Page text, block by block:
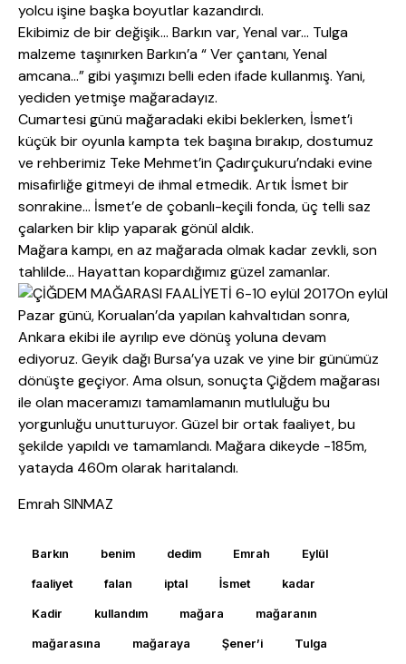
yolcu işine başka boyutlar kazandırdı.
Ekibimiz de bir değişik… Barkın var, Yenal var… Tulga
malzeme taşınırken Barkın’a “ Ver çantanı, Yenal
amcana…” gibi yaşımızı belli eden ifade kullanmış. Yani,
yediden yetmişe mağaradayız.
Cumartesi günü mağaradaki ekibi beklerken, İsmet’i
küçük bir oyunla kampta tek başına bırakıp, dostumuz
ve rehberimiz Teke Mehmet’in Çadırçukuru’ndaki evine
misafirliğe gitmeyi de ihmal etmedik. Artık İsmet bir
sonrakine… İsmet’e de çobanlı-keçili fonda, üç telli saz
çalarken bir klip yaparak gönül aldık.
Mağara kampı, en az mağarada olmak kadar zevkli, son
tahlilde… Hayattan kopardığımız güzel zamanlar.
On eylül
Pazar günü, Korualan’da yapılan kahvaltıdan sonra,
Ankara ekibi ile ayrılıp eve dönüş yoluna devam
ediyoruz. Geyik dağı Bursa’ya uzak ve yine bir günümüz
dönüşte geçiyor. Ama olsun, sonuçta Çiğdem mağarası
ile olan maceramızı tamamlamanın mutluluğu bu
yorgunluğu unutturuyor. Güzel bir ortak faaliyet, bu
şekilde yapıldı ve tamamlandı. Mağara dikeyde -185m,
yatayda 460m olarak haritalandı.
Emrah SINMAZ
Barkın benim dedim Emrah Eylül
faaliyet falan iptal İsmet kadar
Kadir kullandım mağara mağaranın
mağarasına mağaraya Şener’i Tulga